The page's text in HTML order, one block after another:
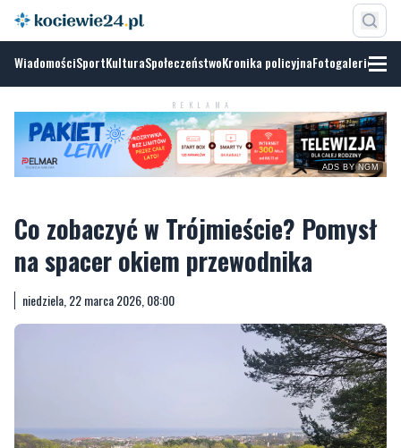
WiadomościSportKulturaSpołeczeństwoKronika policyjnaFotogalerie
REKLAMA
ADS BY NGM
Co zobaczyć w Trójmieście? Pomysł
na spacer okiem przewodnika
niedziela, 22 marca 2026, 08:00